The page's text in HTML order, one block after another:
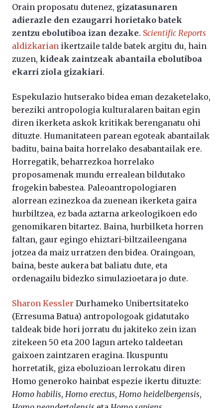
Orain proposatu dutenez, gizatasunaren
adierazle den ezaugarri horietako batek
zentzu ebolutiboa izan dezake. Scientific Reports
aldizkarian ikertzaile talde batek argitu du, hain
zuzen, kideak zaintzeak abantaila ebolutiboa
ekarri ziola gizakiari.
Espekulazio hutserako bidea eman dezaketelako,
bereziki antropologia kulturalaren baitan egin
diren ikerketa askok kritikak berenganatu ohi
dituzte. Humanitateen parean egoteak abantailak
baditu, baina baita horrelako desabantailak ere.
Horregatik, beharrezkoa horrelako
proposamenak mundu errealean bildutako
frogekin babestea. Paleoantropologiaren
alorrean ezinezkoa da zuenean ikerketa gaira
hurbiltzea, ez bada aztarna arkeologikoen edo
genomikaren bitartez. Baina, hurbilketa horren
faltan, gaur egingo ehiztari-biltzaileengana
jotzea da maiz urratzen den bidea. Oraingoan,
baina, beste aukera bat baliatu dute, eta
ordenagailu bidezko simulazioetara jo dute.
Sharon Kessler Durhameko Unibertsitateko
(Erresuma Batua) antropologoak gidatutako
taldeak bide hori jorratu du jakiteko zein izan
zitekeen 50 eta 200 lagun arteko taldeetan
gaixoen zaintzaren eragina. Ikuspuntu
horretatik, giza eboluzioan lerrokatu diren
Homo generoko hainbat espezie ikertu dituzte:
Homo habilis, Homo erectus, Homo heidelbergensis,